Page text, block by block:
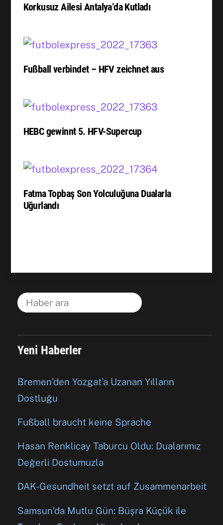
Korkusuz Ailesi Antalya’da Kutladı
Fußball verbindet – HFV zeichnet aus
HEBC gewinnt 5. HFV-Supercup
Fatma Topbaş Son Yolculuğuna Dualarla
Uğurlandı
Yeni Haberler
Bremen’den Yozgat’a Uzanan Yılların
Dostluğu
Fußball braucht keine Sprache
Hasan Renklicay Taburcu Oldu: Dualarımız
Değerli Dostumuzla
DAK-Gesundheit setzt auf Zusammenarbeit
Samsun’da Mutlu Gün: Büşra Küçük ile